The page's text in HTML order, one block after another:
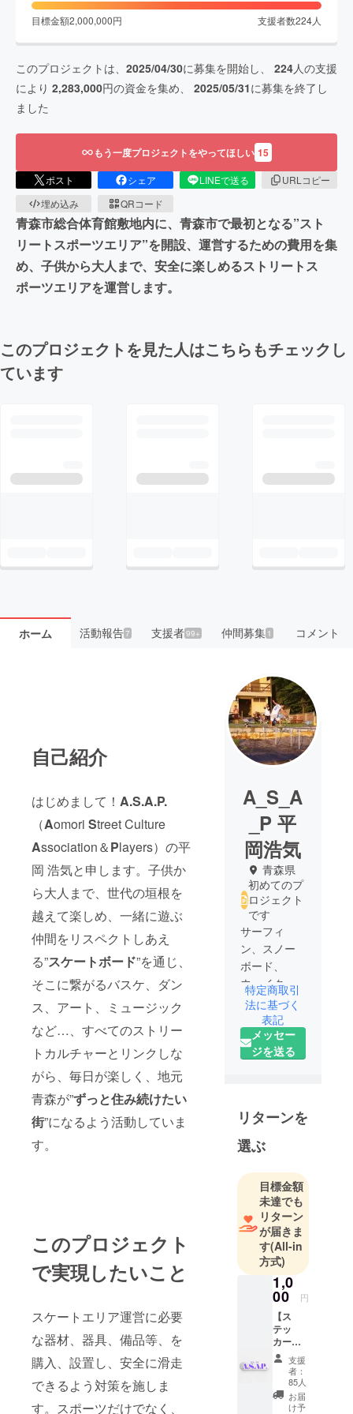
目標金額2,000,000円 支援者数224人
このプロジェクトは、 2025/04/30に募集を開始し、 224人の支援
により 2,283,000円の資金を集め、 2025/05/31に募集を終了し
ました
もう一度プロジェクトをやってほしい 15
ポスト シェア LINEで送る
URLコピー
埋め込み
QRコード
青森市総合体育館敷地内に、青森市で最初となる”スト
リートスポーツエリア”を開設、運営するための費用を集
め、子供から大人まで、安全に楽しめるストリートス
ポーツエリアを運営します。
このプロジェクトを見た人はこちらもチェックし
ています
ホーム 活動報告7 支援者99+ 仲間募集 1 コメント
自己紹介
はじめまして！ A.S.A.P.
（Aomori Street Culture
Association＆Players）の平
岡 浩気と申します。子供か
ら大人まで、世代の垣根を
越えて楽しめ、一緒に遊ぶ
仲間をリスペクトしあえ
る”スケートボード”を通じ、
そこに繋がるバスケ、ダン
ス、アート、ミュージック
など…、すべてのストリー
トカルチャーとリンクしな
がら、毎日が楽しく、地元
青森が”ずっと住み続けたい
街”になるよう活動していま
す。
このプロジェクト
で実現したいこと
スケートエリア運営に必要
な器材、器具、備品等、を
購入、設置し、安全に滑走
できるよう対策を施しま
す。スポーツだけでなく、
A_S_A
_P 平
岡浩気
青森県
初めてのプ
ロジェクト
です
サーフィ
ン、スノー
ボード、
ウェイク
ボード、
ウェイクス
ケート、ス
ケートボー
モットー
は、 ”自分
の遊び場所
は自分で守
る” そのた
めに
は、 ”挨拶
と清掃” が
すべての始
まり。
そんな気持
ちで田舎暮
らしを最大
限楽しもう
と思ってい
特定商取引
法に基づく
表記
メッセー
ジを送る
リターンを
選ぶ
目標金額
未達でも
リターン
が届きま
す(All-in
方式)
1,0
00 円
【ス
テッ
カー】
A.S.A.P.
をデザ
インし
たオリ
ジナル
支援
者：
85人
お届
け予